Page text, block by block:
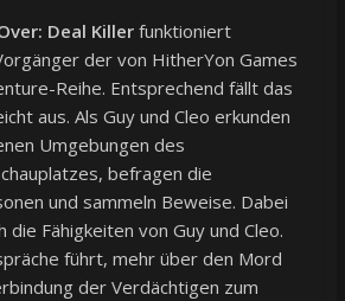
Deal Killerfunktioniert
der von HitherYon Games
Reihe. Entsprechend fällt das
aus. Als Guy und Cleo erkunden
Umgebungen des
befragen die
und sammeln Beweise. Dabei
die Fähigkeiten von Guy und Cleo.
führt, mehr über den Mord
der Verdächtigen zum